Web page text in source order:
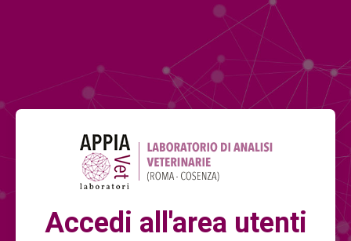
Accedi all'area utenti